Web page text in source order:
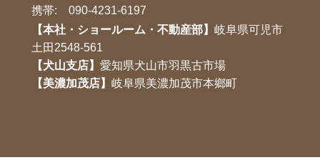
携帯:090-4231-6197
【本社・ショールーム・不動産部】岐阜県可児市
土田2548-561
【犬山支店】愛知県犬山市羽黒古市場
【美濃加茂店】岐阜県美濃加茂市本鄉町